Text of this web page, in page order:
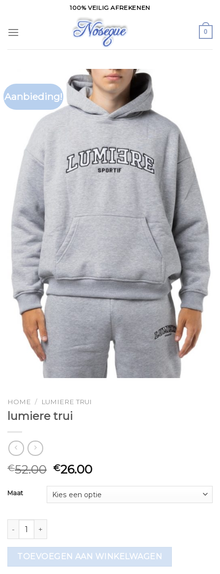
content
100% VEILIG AFREKENEN
0
Aanbieding!
HOME / LUMIERE TRUI
lumiere trui
€52.00 €26.00
Maat
lumiere trui aantal
TOEVOEGEN AAN WINKELWAGEN